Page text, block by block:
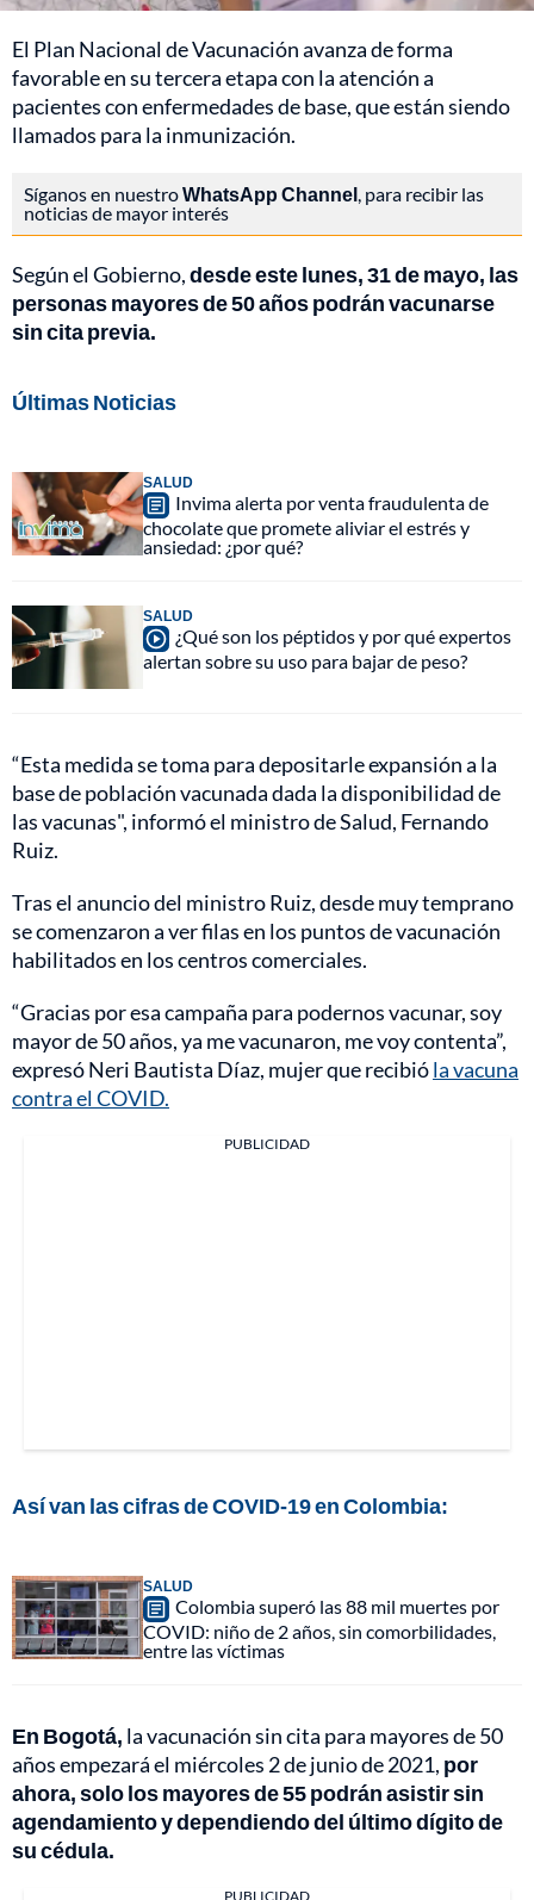
El Plan Nacional de Vacunación avanza de forma
favorable en su tercera etapa con la atención a
pacientes con enfermedades de base, que están siendo
llamados para la inmunización.
Síganos en nuestroWhatsApp Channel , para recibir las
noticias de mayor interés
Según el Gobierno,desde este lunes, 31 de mayo, las
personas mayores de 50 años podrán vacunarse
sin cita previa.
Últimas Noticias
SALUD
Invima alerta por venta fraudulenta de
chocolate que promete aliviar el estrés y
ansiedad: ¿por qué?
SALUD
¿Qué son los péptidos y por qué expertos
alertan sobre su uso para bajar de peso?
“Esta medida se toma para depositarle expansión a la
base de población vacunada dada la disponibilidad de
las vacunas", informó el ministro de Salud, Fernando
Ruiz.
Tras el anuncio del ministro Ruiz, desde muy temprano
se comenzaron a ver filas en los puntos de vacunación
habilitados en los centros comerciales.
“Gracias por esa campaña para podernos vacunar, soy
mayor de 50 años, ya me vacunaron, me voy contenta”,
expresó Neri Bautista Díaz, mujer que recibióla vacuna
contra el COVID.
PUBLICIDAD
Así van las cifras de COVID-19 en Colombia:
SALUD
Colombia superó las 88 mil muertes por
COVID: niño de 2 años, sin comorbilidades,
entre las víctimas
En Bogotá, la vacunación sin cita para mayores de 50
años empezará el miércoles 2 de junio de 2021, por
ahora, solo los mayores de 55 podrán asistir sin
agendamiento y dependiendo del último dígito de
su cédula.
PUBLICIDAD